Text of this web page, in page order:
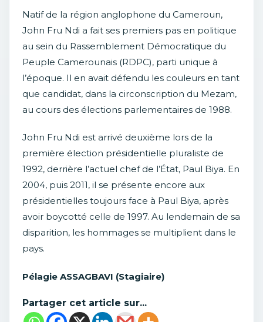
Natif de la région anglophone du Cameroun,
John Fru Ndi a fait ses premiers pas en politique
au sein du Rassemblement Démocratique du
Peuple Camerounais (RDPC), parti unique à
l’époque. Il en avait défendu les couleurs en tant
que candidat, dans la circonscription du Mezam,
au cours des élections parlementaires de 1988.
John Fru Ndi est arrivé deuxième lors de la
première élection présidentielle pluraliste de
1992, derrière l’actuel chef de l’État, Paul Biya. En
2004, puis 2011, il se présente encore aux
présidentielles toujours face à Paul Biya, après
avoir boycotté celle de 1997. Au lendemain de sa
disparition, les hommages se multiplient dans le
pays.
Pélagie ASSAGBAVI (Stagiaire)
Partager cet article sur...